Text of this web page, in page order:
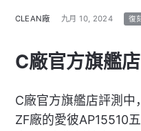
CLEAN廠 九月 10, 2024 復
C廠官方旗艦
C廠官方旗艦店評測中
ZF廠的愛彼AP15510